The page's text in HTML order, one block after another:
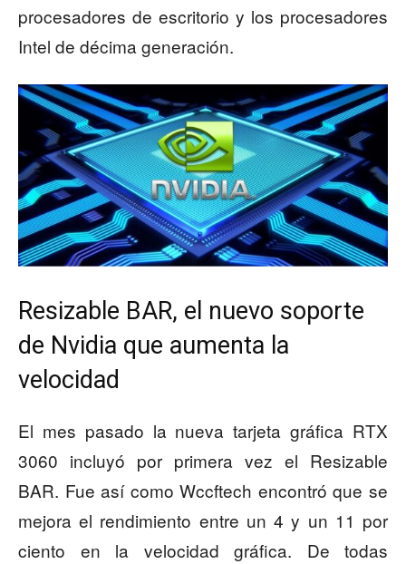
procesadores de escritorio y los procesadores
Intel de décima generación.
Resizable BAR, el nuevo soporte
de Nvidia que aumenta la
velocidad
El mes pasado la nueva tarjeta gráfica RTX
3060 incluyó por primera vez el Resizable
BAR. Fue así como Wccftech encontró que se
mejora el rendimiento entre un 4 y un 11 por
ciento en la velocidad gráfica. De todas